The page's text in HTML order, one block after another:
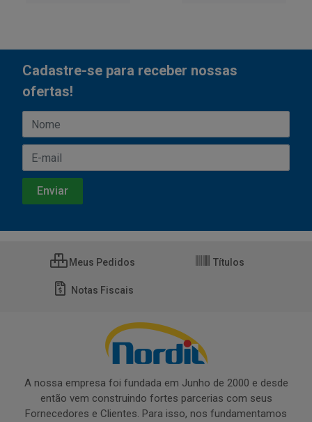
Cadastre-se para receber nossas
ofertas!
Meus Pedidos Títulos
Notas Fiscais
A nossa empresa foi fundada em Junho de 2000 e desde
então vem construindo fortes parcerias com seus
Fornecedores e Clientes. Para isso, nos fundamentamos